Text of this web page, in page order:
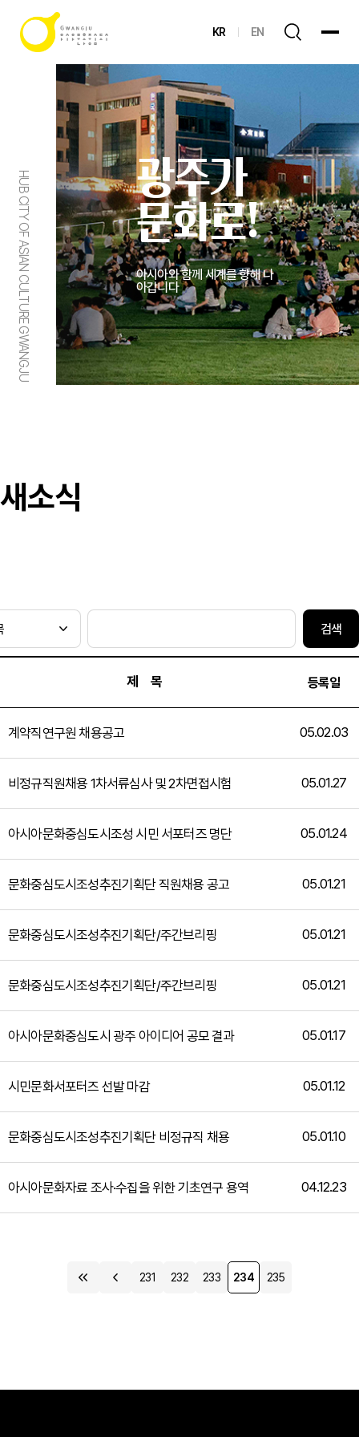
KR EN
HUB CITY OF ASIAN CULTURE GWANGJU
광주가
문화로!
아시아와 함께 세계를 향해 나
아갑니다
새소식
제 목 등록일
계약직연구원 채용공고 05.02.03
비정규직원채용 1차서류심사 및 2차면접시험 05.01.27
아시아문화중심도시조성 시민 서포터즈 명단 05.01.24
문화중심도시조성추진기획단 직원채용 공고 05.01.21
문화중심도시조성추진기획단/주간브리핑 05.01.21
문화중심도시조성추진기획단/주간브리핑 05.01.21
아시아문화중심도시 광주 아이디어 공모 결과 05.01.17
시민문화서포터즈 선발 마감 05.01.12
문화중심도시조성추진기획단 비정규직 채용 05.01.10
아시아문화자료 조사·수집을 위한 기초연구 용역 04.12.23
231 232 233 234 235
검색